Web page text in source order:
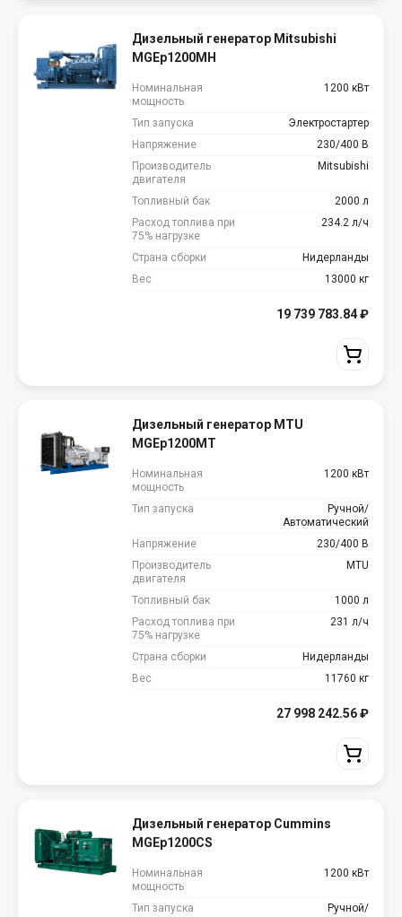
Дизельный генератор Mitsubishi
MGEp1200MH
Номинальная
мощность
1200 кВт
Тип запуска
Электростартер
Напряжение
230/400 В
Производитель
двигателя
Mitsubishi
Топливный бак
2000 л
Расход топлива при
75% нагрузке
234.2 л/ч
Страна сборки
Нидерланды
Вес
13000 кг
19 739 783.84₽
Дизельный генератор MTU
MGEp1200MT
Номинальная
мощность
1200 кВт
Тип запуска
Ручной/
Автоматический
Напряжение
230/400 В
Производитель
двигателя
MTU
Топливный бак
1000 л
Расход топлива при
75% нагрузке
231 л/ч
Страна сборки
Нидерланды
Вес
11760 кг
27 998 242.56₽
Дизельный генератор Cummins
MGEp1200CS
Номинальная
мощность
1200 кВт
Тип запуска
Ручной/